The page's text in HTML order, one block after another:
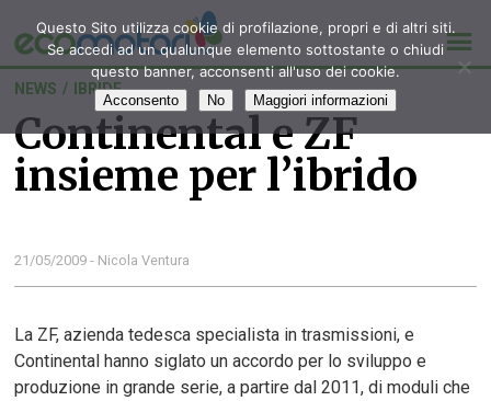
NEWS / IBRIDE
Continental e ZF
insieme per l’ibrido
21/05/2009 - Nicola Ventura
La ZF, azienda tedesca specialista in trasmissioni, e
Continental hanno siglato un accordo per lo sviluppo e
produzione in grande serie, a partire dal 2011, di moduli che
Questo Sito utilizza cookie di profilazione, propri e di altri siti.
Se accedi ad un qualunque elemento sottostante o chiudi
questo banner, acconsenti all'uso dei cookie.
Acconsento No Maggiori informazioni